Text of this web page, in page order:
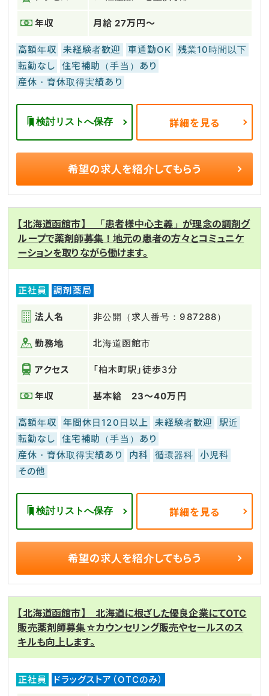
年収 月給 27万円～
高額年収 未経験者歓迎 車通勤OK
残業10時間以下
転勤なし
住宅補助（手当）あり
産休・育休取得実績あり
検討リストへ保存 詳細を見る
希望の求人を紹介してもらう
【北海道函館市】 「患者様中心主義」が理念の調剤グ
ループで薬剤師募集！地元の患者の方々とコミュニケ
ーションを取りながら働けます。
正社員 調剤薬局
法人名 非公開（求人番号：987288）
勤務地 北海道函館市
アクセス 「柏木町駅」徒歩3分
年収 基本給 23〜40万円
高額年収 年間休日120日以上 未経験者歓迎
駅近
転勤なし
住宅補助（手当）あり
産休・育休取得実績あり
内科 循環器科
小児科
その他
検討リストへ保存 詳細を見る
希望の求人を紹介してもらう
【北海道函館市】 北海道に根ざした優良企業にてOTC
販売薬剤師募集☆カウンセリング販売やセールスのス
キルも向上します。
正社員 ドラッグストア（OTCのみ）